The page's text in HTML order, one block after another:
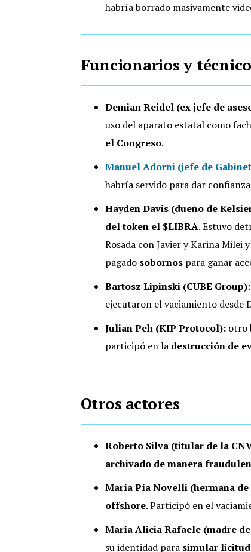
habría borrado masivamente
Funcionarios y
Demian Reidel (ex jefe de
uso del aparato estatal como
el Congreso.
Manuel Adorni (jefe de
habría servido para dar
Hayden Davis (dueño de
del token el $LIBRA. Estuvo
Rosada con Javier y Karina Milei
pagado sobornos para ganar
Bartosz Lipinski (CUBE
ejecutaron el vaciamiento desde
Julian Peh (KIP Protocol): otro
participó en la destrucción de
Otros actores
Roberto Silva (titular de la
archivado de manera
María Pía Novelli (hermana
offshore. Participó en el
María Alicia Rafaele (madre
su identidad para simular